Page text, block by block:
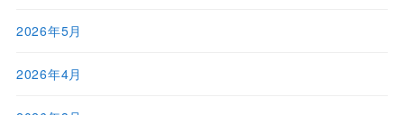
2026年5月
2026年4月